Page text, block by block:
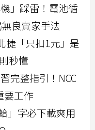
」踩雷！電池循
良賣家手法
捷「只扣1元」是
秒懂
完整指引！NCC
要工作
」字必下載爽用